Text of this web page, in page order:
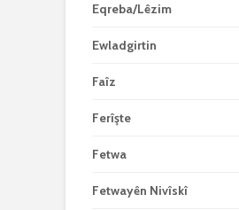
Eqreba/Lêzim
Ewladgirtin
Faîz
Ferîşte
Fetwa
Fetwayên Nivîskî